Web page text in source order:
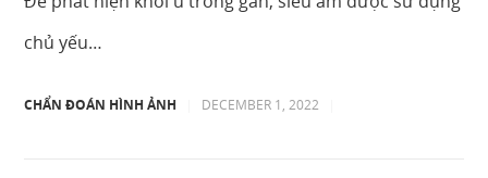
chủ yếu…
CHẨN ĐOÁN HÌNH ẢNH DECEMBER 1, 2022